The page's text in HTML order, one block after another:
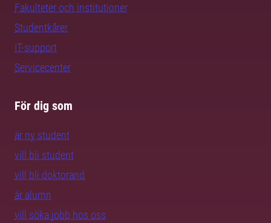
Fakulteter och institutioner
Studentkårer
IT-support
Servicecenter
För dig som
är ny student
vill bli student
vill bli doktorand
är alumn
vill söka jobb hos oss